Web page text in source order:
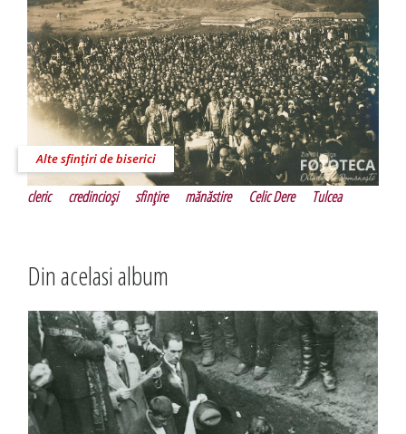
Alte sfinţiri de biserici
cleric credincioşi sfinţire mănăstire Celic Dere Tulcea
Din acelasi album